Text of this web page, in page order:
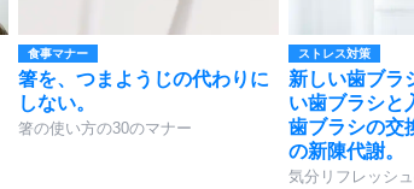
食事マナー
箸を、つまようじの代わりに
しない。
箸の使い方の30のマナー
ストレス対策
新しい歯ブラ
い歯ブラシと
歯ブラシの交
の新陳代謝。
気分リフレッシ